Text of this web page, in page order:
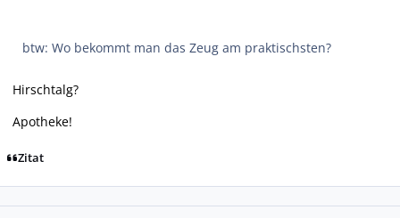
btw: Wo bekommt man das Zeug am praktischsten?
Hirschtalg?
Apotheke!
Zitat